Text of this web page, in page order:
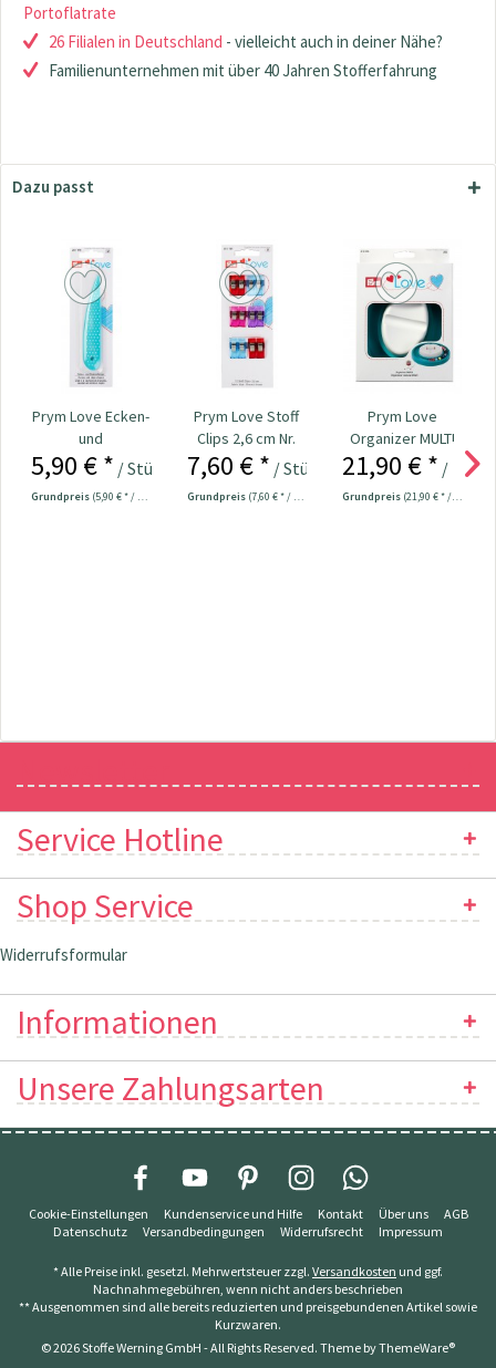
Portoflatrate
26 Filialen in Deutschland - vielleicht auch in deiner Nähe?
Familienunternehmen mit über 40 Jahren Stofferfahrung
Dazu passt
Prym Love Ecken-
und
Kantenformer Nr.
5,90 € * / Stück
Grundpreis (5,90 € * / 1 Stück)
Prym Love Stoff
Clips 2,6 cm Nr.
610180
7,60 € * / Stück
Grundpreis (7,60 € * / 1 Stück)
Prym Love
Organizer MULTI
Nr. 610286
21,90 € * / Stück
Grundpreis (21,90 € * / 1 Stück)
Service Hotline
Shop Service
Widerrufsformular
Informationen
Unsere Zahlungsarten
Cookie-Einstellungen Kundenservice und Hilfe Kontakt Über uns
AGB
Datenschutz
Versandbedingungen Widerrufsrecht Impressum
* Alle Preise inkl. gesetzl. Mehrwertsteuer zzgl. Versandkosten und ggf.
Nachnahmegebühren, wenn nicht anders beschrieben
** Ausgenommen sind alle bereits reduzierten und preisgebundenen Artikel sowie
Kurzwaren.
© 2026 Stoffe Werning GmbH - All Rights Reserved. Theme byThemeWare®